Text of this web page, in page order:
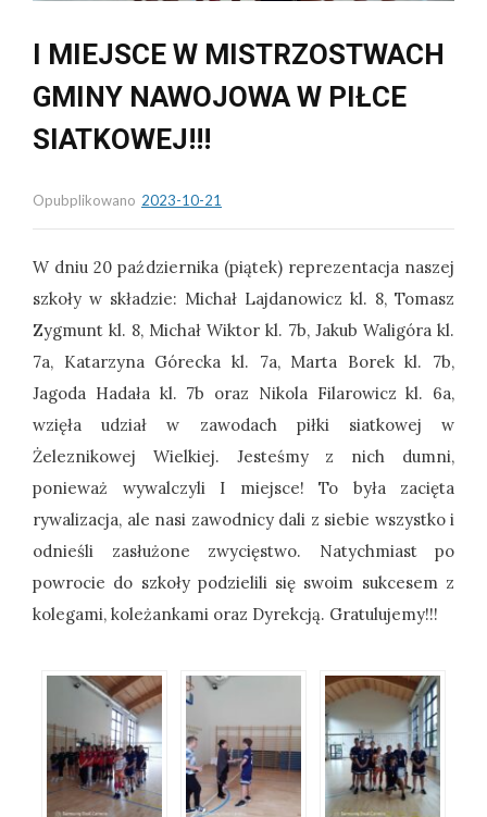
I MIEJSCE W MISTRZOSTWACH
GMINY NAWOJOWA W PIŁCE
SIATKOWEJ!!!
Opubplikowano 2023-10-21
W dniu 20 października (piątek) reprezentacja naszej
szkoły w składzie: Michał Lajdanowicz kl. 8, Tomasz
Zygmunt kl. 8, Michał Wiktor kl. 7b, Jakub Waligóra kl.
7a, Katarzyna Górecka kl. 7a, Marta Borek kl. 7b,
Jagoda Hadała kl. 7b oraz Nikola Filarowicz kl. 6a,
wzięła udział w zawodach piłki siatkowej w
Żeleznikowej Wielkiej. Jesteśmy z nich dumni,
ponieważ wywalczyli I miejsce! To była zacięta
rywalizacja, ale nasi zawodnicy dali z siebie wszystko i
odnieśli zasłużone zwycięstwo. Natychmiast po
powrocie do szkoły podzielili się swoim sukcesem z
kolegami, koleżankami oraz Dyrekcją. Gratulujemy!!!